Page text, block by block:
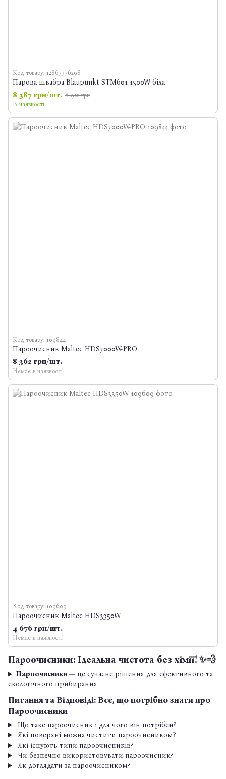
Код товару: 12867776298
Парова швабра Blaupunkt STM601 1500W біла
8 387 грн/шт. 8 922 грн
В наявності
Код товару: 109844
Пароочисник Maltec HDS7000W-PRO
8 362 грн/шт.
Немає в наявності
Код товару: 109609
Пароочисник Maltec HDS3350W
4 676 грн/шт.
Немає в наявності
Пароочисники: Ідеальна чистота без хімії! ✨💨
Пароочисники — це сучасне рішення для ефективного та
екологічного прибирання.
Питання та Відповіді: Все, що потрібно знати про
Пароочисники
Що таке пароочисник і для чого він потрібен?
Які поверхні можна чистити пароочисником?
Які існують типи пароочисників?
Чи безпечно використовувати пароочисник?
Як доглядати за пароочисником?